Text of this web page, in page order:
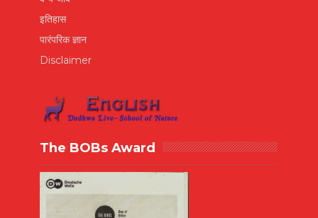
इतिहास
पारंपरिक ज्ञान
Disclaimer
The BOBs Award